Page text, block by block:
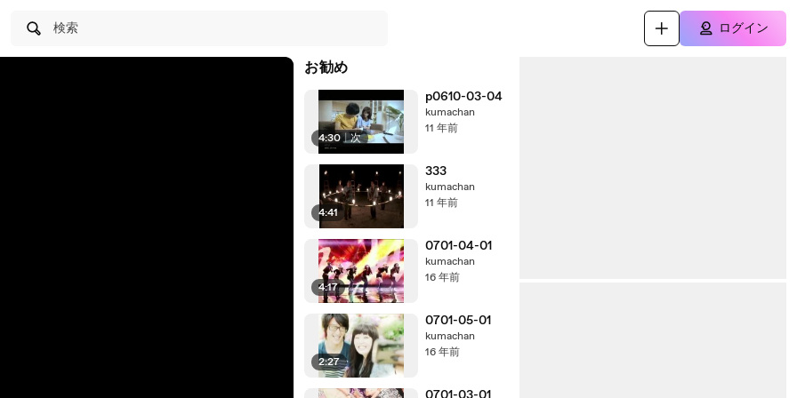
検索 ログイン
お勧め
4:30 | 次
p0610-03-04
kumachan
11 年前
4:41
333
kumachan
11 年前
4:17
0701-04-01
kumachan
16 年前
2:27
0701-05-01
kumachan
16 年前